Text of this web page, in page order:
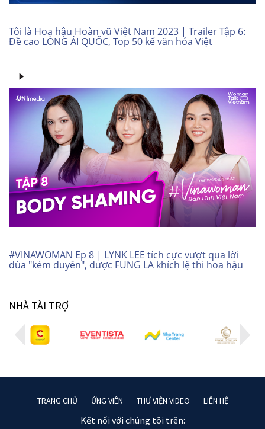
Tôi là Hoa hậu Hoàn vũ Việt Nam 2023 | Trailer Tập 6:
Đề cao LÒNG ÁI QUỐC, Top 50 kể văn hóa Việt
#VINAWOMAN Ep 8 | LYNK LEE tích cực vượt qua lời
đùa "kém duyên", được FUNG LA khích lệ thi hoa hậu
NHÀ TÀI TRỢ
TRANG CHỦ ỨNG VIÊN THƯ VIỆN VIDEO LIÊN HỆ
Kết nối với chúng tôi trên: